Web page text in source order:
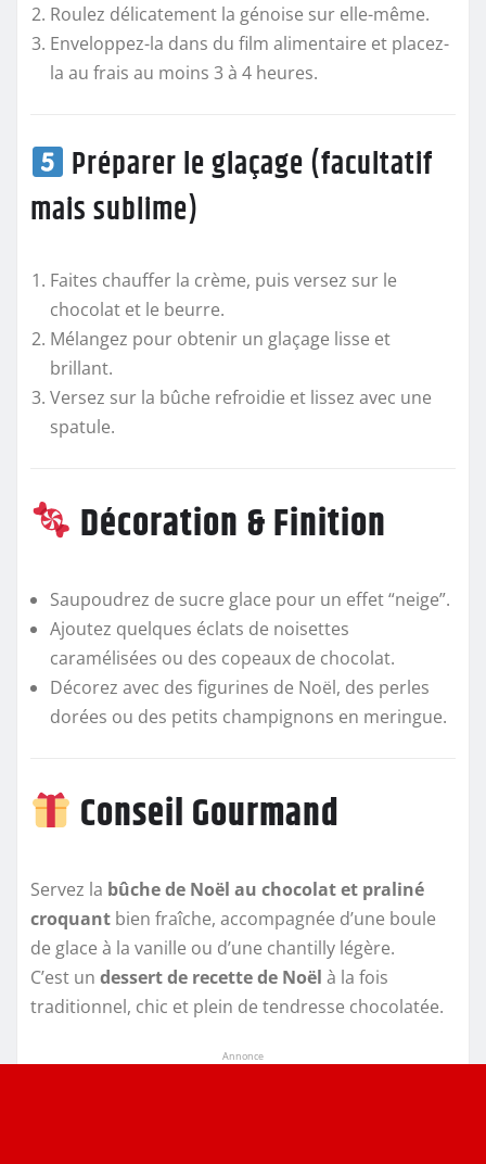
Roulez délicatement la génoise sur elle-même.
Enveloppez-la dans du film alimentaire et placez-
la au frais au moins 3 à 4 heures.
Préparer le glaçage (facultatif
mais sublime)
Faites chauffer la crème, puis versez sur le
chocolat et le beurre.
Mélangez pour obtenir un glaçage lisse et
brillant.
Versez sur la bûche refroidie et lissez avec une
spatule.
Décoration & Finition
Saupoudrez de sucre glace pour un effet “neige”.
Ajoutez quelques éclats de noisettes
caramélisées ou des copeaux de chocolat.
Décorez avec des figurines de Noël, des perles
dorées ou des petits champignons en meringue.
Conseil Gourmand
Servez la bûche de Noël au chocolat et praliné
croquant bien fraîche, accompagnée d’une boule
de glace à la vanille ou d’une chantilly légère.
C’est un dessert de recette de Noël à la fois
traditionnel, chic et plein de tendresse chocolatée.
Annonce